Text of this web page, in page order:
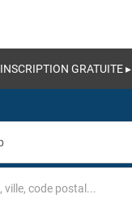
INSCRIPTION GRATUITE ▸